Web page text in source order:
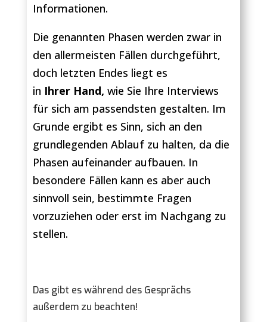
Informationen.
Die genannten Phasen werden zwar in
den allermeisten Fällen durchgeführt,
doch letzten Endes liegt es
in Ihrer Hand, wie Sie Ihre Interviews
für sich am passendsten gestalten. Im
Grunde ergibt es Sinn, sich an den
grundlegenden Ablauf zu halten, da die
Phasen aufeinander aufbauen. In
besondere Fällen kann es aber auch
sinnvoll sein, bestimmte Fragen
vorzuziehen oder erst im Nachgang zu
stellen.
Das gibt es während des Gesprächs
außerdem zu beachten!